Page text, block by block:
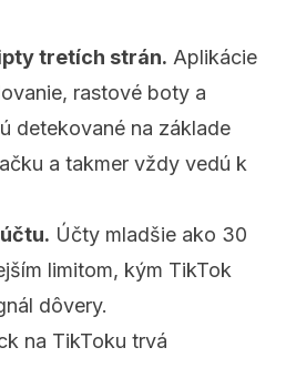
tretích strán. Aplikácie
rastové boty a
detekované na základe
a takmer vždy vedú k
Účty mladšie ako 30
limitom, kým TikTok
dôvery.
na TikToku trvá